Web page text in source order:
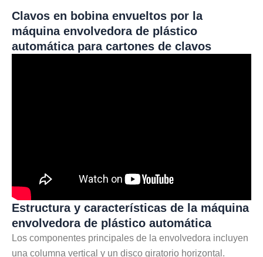
Clavos en bobina envueltos por la
máquina envolvedora de plástico
automática para cartones de clavos
Estructura y características de la máquina
envolvedora de plástico automática
Los componentes principales de la envolvedora incluyen
una columna vertical y un disco giratorio horizontal.